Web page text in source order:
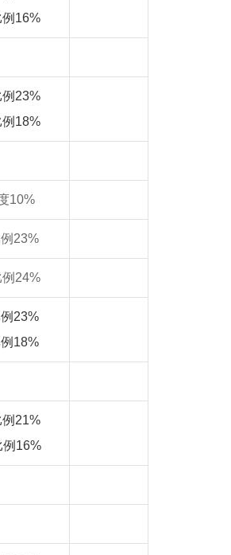
16%
23%
18%
10%
23%
例24%
23%
18%
21%
16%